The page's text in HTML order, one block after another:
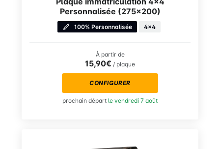
Personnalisée (275×200)
100% Personnalisée 4x4
À partir de
15,90€ / plaque
CONFIGURER
prochain départ le vendredi 7 août